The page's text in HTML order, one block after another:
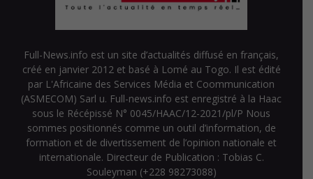
Full-News.info est un site d’actualités diffusé en français,
créé en janvier 2012 et basé à Lomé au Togo. Il est édité
par L'Africaine des Services Média et Coommunication
(ASMECOM) Sarl u. Full-news.info est enregistré à la Haac
sous le Récépissé N° 0045/HAAC/12-2021/pl/P Nous
sommes positionnés comme un outil d’information, de
formation et de divertissement de l’opinion nationale et
internationale. Directeur de Publication : Tobias C.
Souleyman (+228 98273088)